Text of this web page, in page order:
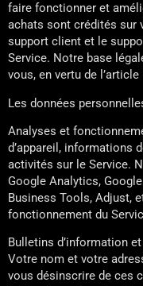
faire fonctionner et
achats sont crédités sur
support client et le
Service. Notre base
vous, en vertu de l’article
Les données
Analyses et
d’appareil, informations
activités sur le Service.
Google Analytics,
Business Tools, Adjust,
fonctionnement du
Bulletins d’information
Votre nom et votre
vous désinscrire de ces